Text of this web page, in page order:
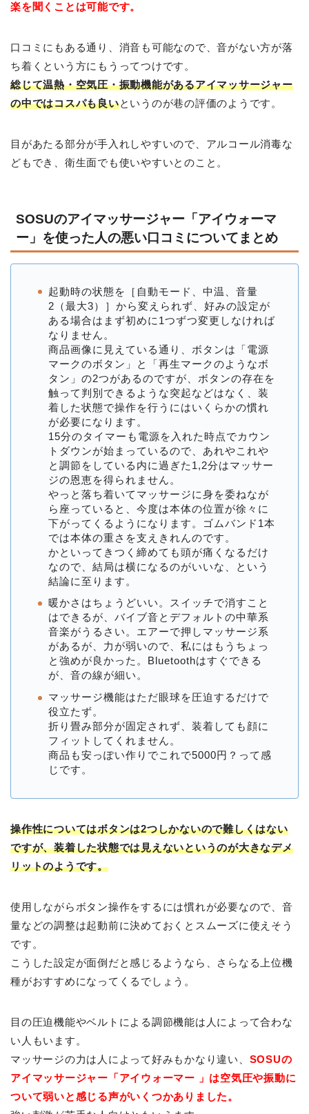
楽を聞くことは可能です。
口コミにもある通り、消音も可能なので、音がない方が落
ち着くという方にもうってつけです。
総じて温熱・空気圧・振動機能があるアイマッサージャー
の中ではコスパも良いというのが巷の評価のようです。
目があたる部分が手入れしやすいので、アルコール消毒な
どもでき、衛生面でも使いやすいとのこと。
SOSUのアイマッサージャー「アイウォーマ
ー」を使った人の悪い口コミについてまとめ
起動時の状態を［自動モード、中温、音量
2（最大3）］から変えられず、好みの設定が
ある場合はまず初めに1つずつ変更しなければ
なりません。
商品画像に見えている通り、ボタンは「電源
マークのボタン」と「再生マークのようなボ
タン」の2つがあるのですが、ボタンの存在を
触って判別できるような突起などはなく、装
着した状態で操作を行うにはいくらかの慣れ
が必要になります。
15分のタイマーも電源を入れた時点でカウン
トダウンが始まっているので、あれやこれや
と調節をしている内に過ぎた1,2分はマッサー
ジの恩恵を得られません。
やっと落ち着いてマッサージに身を委ねなが
ら座っていると、今度は本体の位置が徐々に
下がってくるようになります。ゴムバンド1本
では本体の重さを支えきれんのです。
かといってきつく締めても頭が痛くなるだけ
なので、結局は横になるのがいいな、という
結論に至ります。
暖かさはちょうどいい。スイッチで消すこと
はできるが、バイブ音とデフォルトの中華系
音楽がうるさい。エアーで押しマッサージ系
があるが、力が弱いので、私にはもうちょっ
と強めが良かった。Bluetoothはすぐできる
が、音の線が細い。
マッサージ機能はただ眼球を圧迫するだけで
役立たず。
折り畳み部分が固定されず、装着しても顔に
フィットしてくれません。
商品も安っぽい作りでこれで5000円？って感
じです。
操作性についてはボタンは2つしかないので難しくはない
ですが、装着した状態では見えないというのが大きなデメ
リットのようです。
使用しながらボタン操作をするには慣れが必要なので、音
量などの調整は起動前に決めておくとスムーズに使えそう
です。
こうした設定が面倒だと感じるようなら、さらなる上位機
種がおすすめになってくるでしょう。
目の圧迫機能やベルトによる調節機能は人によって合わな
い人もいます。
マッサージの力は人によって好みもかなり違い、 SOSUの
アイマッサージャー「アイウォーマー 」は空気圧や振動に
ついて弱いと感じる声がいくつかありました。